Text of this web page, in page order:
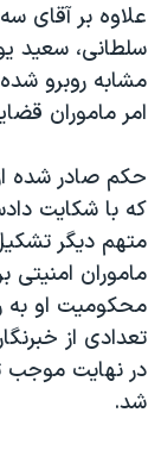
همایش
صفحه‌های ویژه
سفر پرزیدنت
علاوه بر آقای
سلطانی، سعید
مشابه روبرو شده
امر ماموران
حکم صادر شده
که با شکایت
ماموران امنیتی
محکومیت او به
تعدادی از
در نهایت موجب
شد.